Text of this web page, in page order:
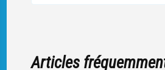
Articles